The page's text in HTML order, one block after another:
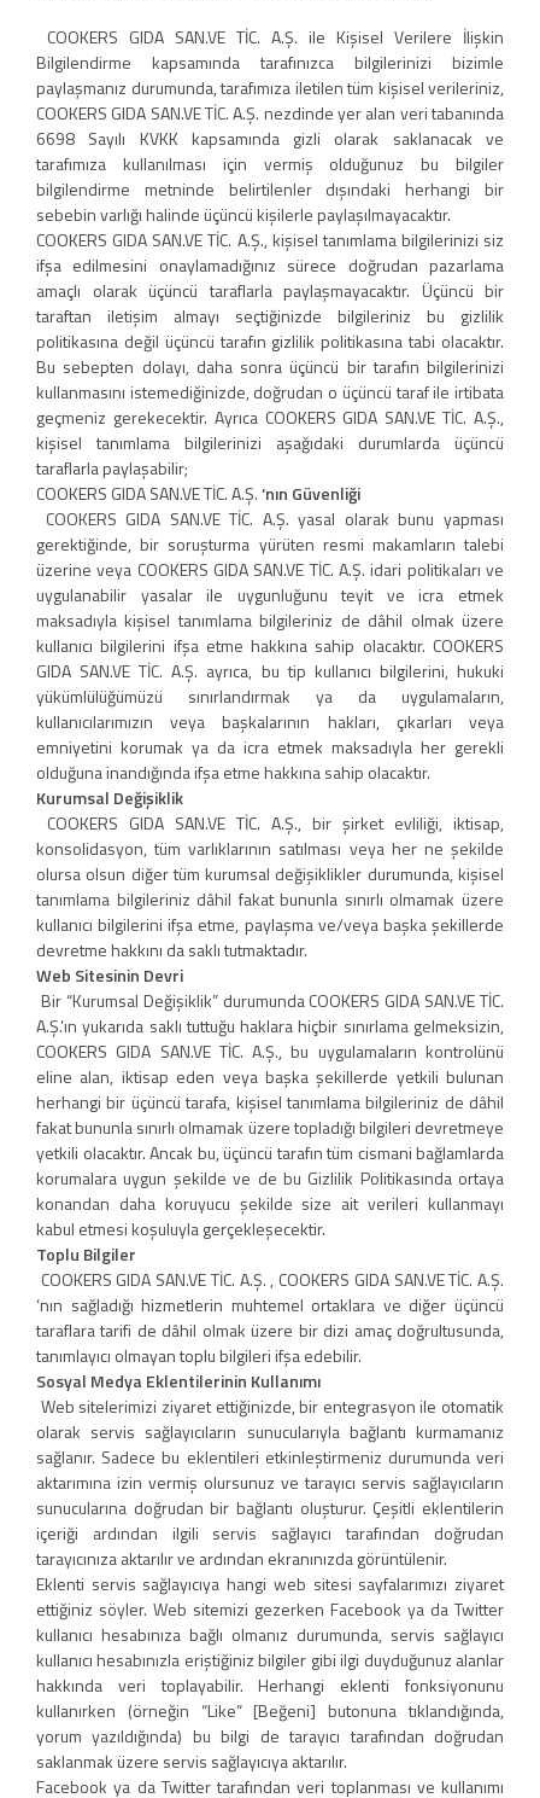
COOKERS GIDA SAN.VE TİC. A.Ş. ile Kişisel Verilere İlişkin
Bilgilendirme kapsamında tarafınızca bilgilerinizi bizimle
paylaşmanız durumunda, tarafımıza iletilen tüm kişisel verileriniz,
COOKERS GIDA SAN.VE TİC. A.Ş. nezdinde yer alan veri tabanında
6698 Sayılı KVKK kapsamında gizli olarak saklanacak ve
tarafımıza kullanılması için vermiş olduğunuz bu bilgiler
bilgilendirme metninde belirtilenler dışındaki herhangi bir
sebebin varlığı halinde üçüncü kişilerle paylaşılmayacaktır.
COOKERS GIDA SAN.VE TİC. A.Ş., kişisel tanımlama bilgilerinizi siz
ifşa edilmesini onaylamadığınız sürece doğrudan pazarlama
amaçlı olarak üçüncü taraflarla paylaşmayacaktır. Üçüncü bir
taraftan iletişim almayı seçtiğinizde bilgileriniz bu gizlilik
politikasına değil üçüncü tarafın gizlilik politikasına tabi olacaktır.
Bu sebepten dolayı, daha sonra üçüncü bir tarafın bilgilerinizi
kullanmasını istemediğinizde, doğrudan o üçüncü taraf ile irtibata
geçmeniz gerekecektir. Ayrıca COOKERS GIDA SAN.VE TİC. A.Ş.,
kişisel tanımlama bilgilerinizi aşağıdaki durumlarda üçüncü
taraflarla paylaşabilir;
COOKERS GIDA SAN.VE TİC. A.Ş.’nın Güvenliği
COOKERS GIDA SAN.VE TİC. A.Ş. yasal olarak bunu yapması
gerektiğinde, bir soruşturma yürüten resmi makamların talebi
üzerine veya COOKERS GIDA SAN.VE TİC. A.Ş. idari politikaları ve
uygulanabilir yasalar ile uygunluğunu teyit ve icra etmek
maksadıyla kişisel tanımlama bilgileriniz de dâhil olmak üzere
kullanıcı bilgilerini ifşa etme hakkına sahip olacaktır. COOKERS
GIDA SAN.VE TİC. A.Ş. ayrıca, bu tip kullanıcı bilgilerini, hukuki
yükümlülüğümüzü sınırlandırmak ya da uygulamaların,
kullanıcılarımızın veya başkalarının hakları, çıkarları veya
emniyetini korumak ya da icra etmek maksadıyla her gerekli
olduğuna inandığında ifşa etme hakkına sahip olacaktır.
Kurumsal Değişiklik
COOKERS GIDA SAN.VE TİC. A.Ş., bir şirket evliliği, iktisap,
konsolidasyon, tüm varlıklarının satılması veya her ne şekilde
olursa olsun diğer tüm kurumsal değişiklikler durumunda, kişisel
tanımlama bilgileriniz dâhil fakat bununla sınırlı olmamak üzere
kullanıcı bilgilerini ifşa etme, paylaşma ve/veya başka şekillerde
devretme hakkını da saklı tutmaktadır.
Web Sitesinin Devri
Bir “Kurumsal Değişiklik” durumunda COOKERS GIDA SAN.VE TİC.
A.Ş.’ın yukarıda saklı tuttuğu haklara hiçbir sınırlama gelmeksizin,
COOKERS GIDA SAN.VE TİC. A.Ş., bu uygulamaların kontrolünü
eline alan, iktisap eden veya başka şekillerde yetkili bulunan
herhangi bir üçüncü tarafa, kişisel tanımlama bilgileriniz de dâhil
fakat bununla sınırlı olmamak üzere topladığı bilgileri devretmeye
yetkili olacaktır. Ancak bu, üçüncü tarafın tüm cismani bağlamlarda
korumalara uygun şekilde ve de bu Gizlilik Politikasında ortaya
konandan daha koruyucu şekilde size ait verileri kullanmayı
kabul etmesi koşuluyla gerçekleşecektir.
Toplu Bilgiler
COOKERS GIDA SAN.VE TİC. A.Ş. , COOKERS GIDA SAN.VE TİC. A.Ş.
‘nın sağladığı hizmetlerin muhtemel ortaklara ve diğer üçüncü
taraflara tarifi de dâhil olmak üzere bir dizi amaç doğrultusunda,
tanımlayıcı olmayan toplu bilgileri ifşa edebilir.
Sosyal Medya Eklentilerinin Kullanımı
Web sitelerimizi ziyaret ettiğinizde, bir entegrasyon ile otomatik
olarak servis sağlayıcıların sunucularıyla bağlantı kurmamanız
sağlanır. Sadece bu eklentileri etkinleştirmeniz durumunda veri
aktarımına izin vermiş olursunuz ve tarayıcı servis sağlayıcıların
sunucularına doğrudan bir bağlantı oluşturur. Çeşitli eklentilerin
içeriği ardından ilgili servis sağlayıcı tarafından doğrudan
tarayıcınıza aktarılır ve ardından ekranınızda görüntülenir.
Eklenti servis sağlayıcıya hangi web sitesi sayfalarımızı ziyaret
ettiğiniz söyler. Web sitemizi gezerken Facebook ya da Twitter
kullanıcı hesabınıza bağlı olmanız durumunda, servis sağlayıcı
kullanıcı hesabınızla eriştiğiniz bilgiler gibi ilgi duyduğunuz alanlar
hakkında veri toplayabilir. Herhangi eklenti fonksiyonunu
kullanırken (örneğin “Like” [Beğeni] butonuna tıklandığında,
yorum yazıldığında) bu bilgi de tarayıcı tarafından doğrudan
saklanmak üzere servis sağlayıcıya aktarılır.
Facebook ya da Twitter tarafından veri toplanması ve kullanımı